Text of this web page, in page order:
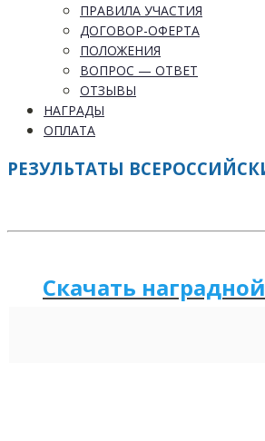
ПРАВИЛА УЧАСТИЯ
ДОГОВОР-ОФЕРТА
ПОЛОЖЕНИЯ
ВОПРОС — ОТВЕТ
ОТЗЫВЫ
НАГРАДЫ
ОПЛАТА
РЕЗУЛЬТАТЫ
Скачать